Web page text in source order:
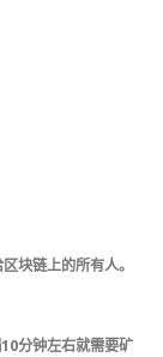
块链上的所有人。
分钟左右就需要矿